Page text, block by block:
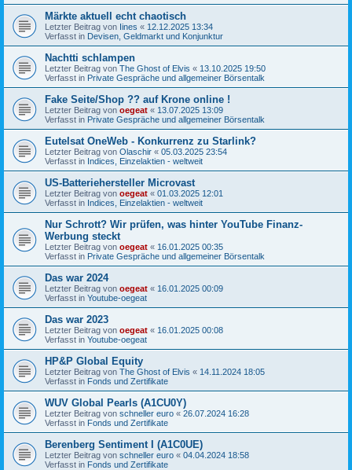
Märkte aktuell echt chaotisch
Letzter Beitrag von Iines « 12.12.2025 13:34
Verfasst in Devisen, Geldmarkt und Konjunktur
Nachtti schlampen
Letzter Beitrag von The Ghost of Elvis « 13.10.2025 19:50
Verfasst in Private Gespräche und allgemeiner Börsentalk
Fake Seite/Shop ?? auf Krone online !
Letzter Beitrag von oegeat « 13.07.2025 13:09
Verfasst in Private Gespräche und allgemeiner Börsentalk
Eutelsat OneWeb - Konkurrenz zu Starlink?
Letzter Beitrag von Olaschir « 05.03.2025 23:54
Verfasst in Indices, Einzelaktien - weltweit
US-Batteriehersteller Microvast
Letzter Beitrag von oegeat « 01.03.2025 12:01
Verfasst in Indices, Einzelaktien - weltweit
Nur Schrott? Wir prüfen, was hinter YouTube Finanz-
Werbung steckt
Letzter Beitrag von oegeat « 16.01.2025 00:35
Verfasst in Private Gespräche und allgemeiner Börsentalk
Das war 2024
Letzter Beitrag von oegeat « 16.01.2025 00:09
Verfasst in Youtube-oegeat
Das war 2023
Letzter Beitrag von oegeat « 16.01.2025 00:08
Verfasst in Youtube-oegeat
HP&P Global Equity
Letzter Beitrag von The Ghost of Elvis « 14.11.2024 18:05
Verfasst in Fonds und Zertifikate
WUV Global Pearls (A1CU0Y)
Letzter Beitrag von schneller euro « 26.07.2024 16:28
Verfasst in Fonds und Zertifikate
Berenberg Sentiment I (A1C0UE)
Letzter Beitrag von schneller euro « 04.04.2024 18:58
Verfasst in Fonds und Zertifikate